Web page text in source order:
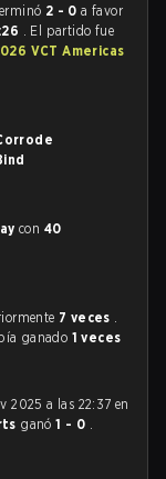
2 - 0 a favor
. El partido fue
VCT Americas
con 40
7 veces .
ganado 1 veces
2025 a las 22:37 en
ganó1 - 0 .